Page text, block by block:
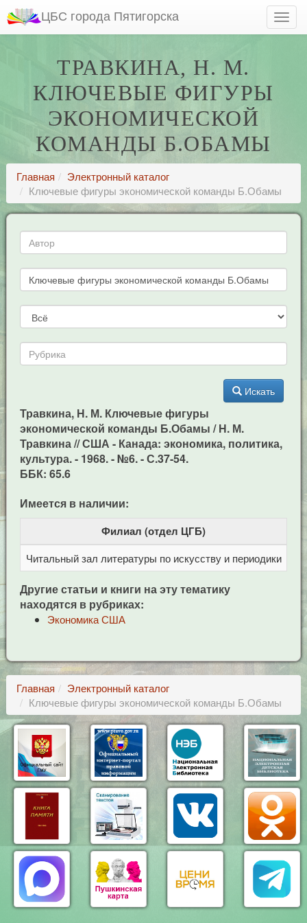
ЦБС города Пятигорска
ТРАВКИНА, Н. М.
КЛЮЧЕВЫЕ ФИГУРЫ
ЭКОНОМИЧЕСКОЙ
КОМАНДЫ Б.ОБАМЫ
Главная
Электронный каталог
Ключевые фигуры экономической команды Б.Обамы
Искать
Травкина, Н. М. Ключевые фигуры
экономической команды Б.Обамы / Н. М.
Травкина // США - Канада: экономика, политика,
культура. - 1968. - №6. - С.37-54.
ББК: 65.6
Имеется в наличии:
Филиал (отдел ЦГБ)
Читальный зал литературы по искусству и периодики
Другие статьи и книги на эту тематику
находятся в рубриках:
Экономика США
Главная
Электронный каталог
Ключевые фигуры экономической команды Б.Обамы